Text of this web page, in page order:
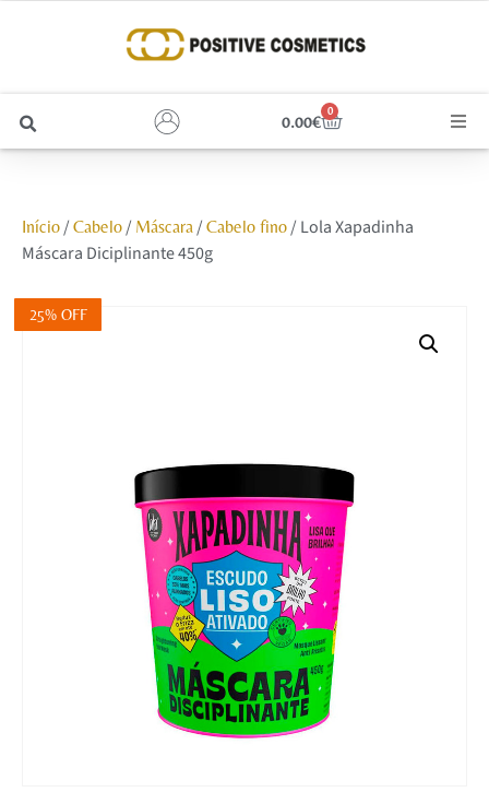
0.00€
0
Unhas
Início/ Cabelo/ Máscara/ Cabelo fino/ Lola Xapadinha
Máscara Diciplinante 450g
25% OFF